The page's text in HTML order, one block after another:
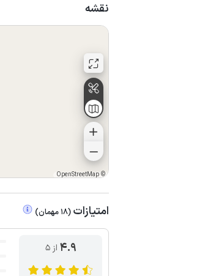
نقشه
©
OpenStreetMap
امتیازات (
18 مهمان)
4.9 از ۵